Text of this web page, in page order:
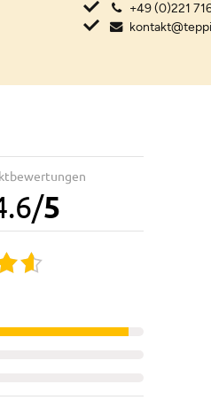
+49 (0)221
/5